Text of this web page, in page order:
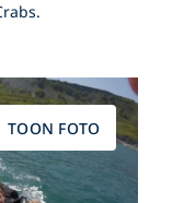
TOON FOTO